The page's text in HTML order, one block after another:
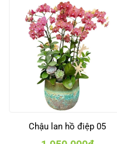
Chậu lan hồ điệp 05